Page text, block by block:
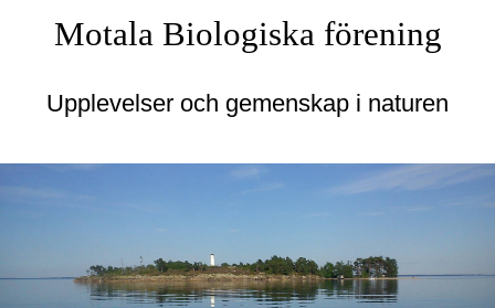
Motala Biologiska förening
Upplevelser och gemenskap i naturen